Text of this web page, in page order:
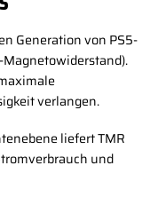
Generation von PS5-
verlangen.
liefert TMR
und